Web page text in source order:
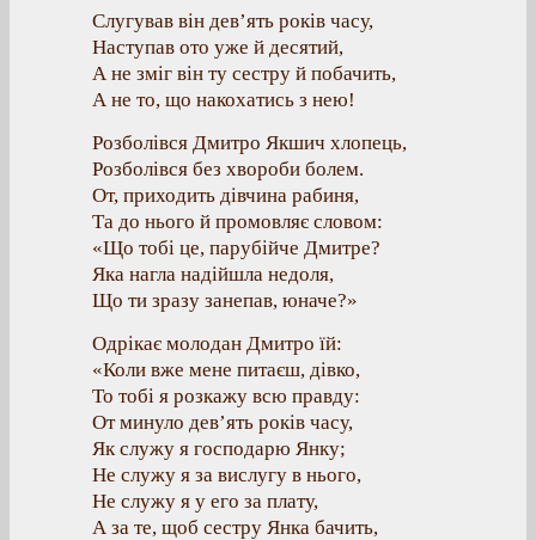
Слугував він дев’ять років часу,
Наступав ото уже й десятий,
А не зміг він ту сестру й побачить,
А не то, що накохатись з нею!
Розболівся Дмитро Якшич хлопець,
Розболівся без хвороби болем.
От, приходить дівчина рабиня,
Та до нього й промовляє словом:
«Що тобі це, парубійче Дмитре?
Яка нагла надійшла недоля,
Що ти зразу занепав, юначе?»
Одрікає молодан Дмитро їй:
«Коли вже мене питаєш, дівко,
То тобі я розкажу всю правду:
От минуло дев’ять років часу,
Як служу я господарю Янку;
Не служу я за вислугу в нього,
Не служу я у его за плату,
А за те, щоб сестру Янка бачить,